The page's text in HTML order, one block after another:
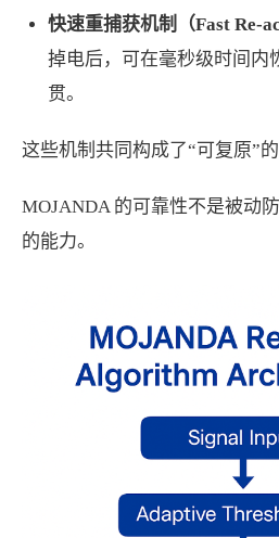
快速重捕获机制（Fast Re-
掉电后，可在毫秒级时间内
贯。
这些机制共同构成了“可复原”的
MOJANDA 的可靠性不是被动
的能力。